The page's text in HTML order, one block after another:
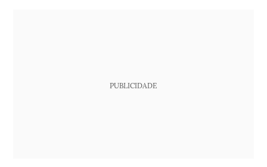
PUBLICIDADE